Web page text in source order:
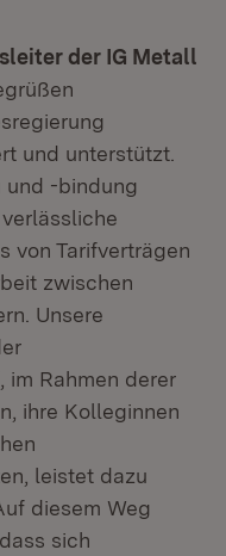
der IG Metall
und unterstützt.
und -bindung
von Tarifverträgen
zwischen
Unsere
im Rahmen derer
ihre Kolleginnen
leistet dazu
diesem Weg
sich